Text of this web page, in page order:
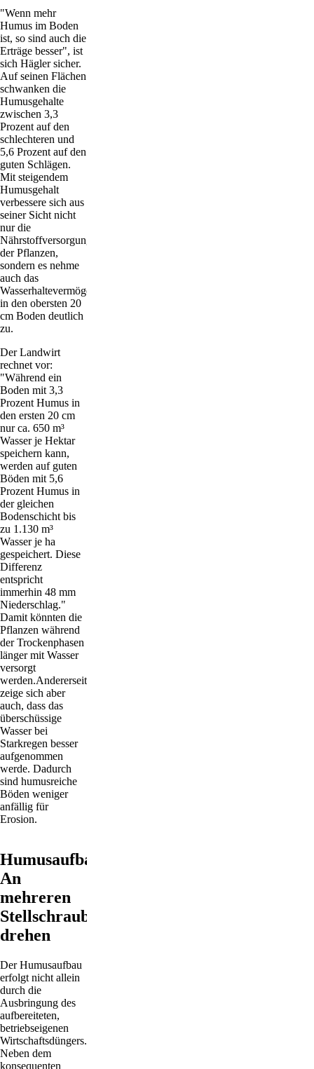
"Wenn mehr
Humus im Boden
ist, so sind auch die
Erträge besser", ist
sich Hägler sicher.
Auf seinen Flächen
schwanken die
Humusgehalte
zwischen 3,3
Prozent auf den
schlechteren und
5,6 Prozent auf den
guten Schlägen.
Mit steigendem
Humusgehalt
verbessere sich aus
seiner Sicht nicht
nur die
Nährstoffversorgung
der Pflanzen,
sondern es nehme
auch das
Wasserhaltevermögen
in den obersten 20
cm Boden deutlich
zu.
Der Landwirt
rechnet vor:
"Während ein
Boden mit 3,3
Prozent Humus in
den ersten 20 cm
nur ca. 650 m³
Wasser je Hektar
speichern kann,
werden auf guten
Böden mit 5,6
Prozent Humus in
der gleichen
Bodenschicht bis
zu 1.130 m³
Wasser je ha
gespeichert. Diese
Differenz
entspricht
immerhin 48 mm
Niederschlag."
Damit könnten die
Pflanzen während
der Trockenphasen
länger mit Wasser
versorgt
werden.Andererseits
zeige sich aber
auch, dass das
überschüssige
Wasser bei
Starkregen besser
aufgenommen
werde. Dadurch
sind humusreiche
Böden weniger
anfällig für
Erosion.
Humusaufbau:
An
mehreren
Stellschrauben
drehen
Der Humusaufbau
erfolgt nicht allein
durch die
Ausbringung des
aufbereiteten,
betriebseigenen
Wirtschaftsdüngers.
Neben dem
konsequenten